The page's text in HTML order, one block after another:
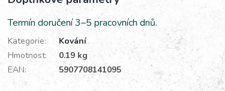
Termín doručení 3–5 pracovních dnů.
Kategorie:
Kování
Hmotnost:
0.19 kg
EAN: 5907708141095